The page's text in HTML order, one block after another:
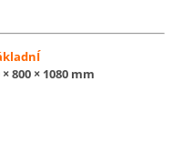
800 × 1080 mm